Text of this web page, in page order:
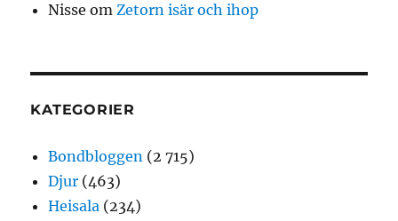
Nisse omZetorn isär och ihop
KATEGORIER
Bondbloggen (2 715)
Djur (463)
Heisala (234)